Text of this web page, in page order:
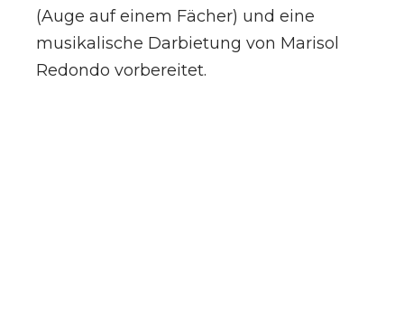
(Auge auf einem Fächer) und eine
musikalische Darbietung von Marisol
Redondo vorbereitet.